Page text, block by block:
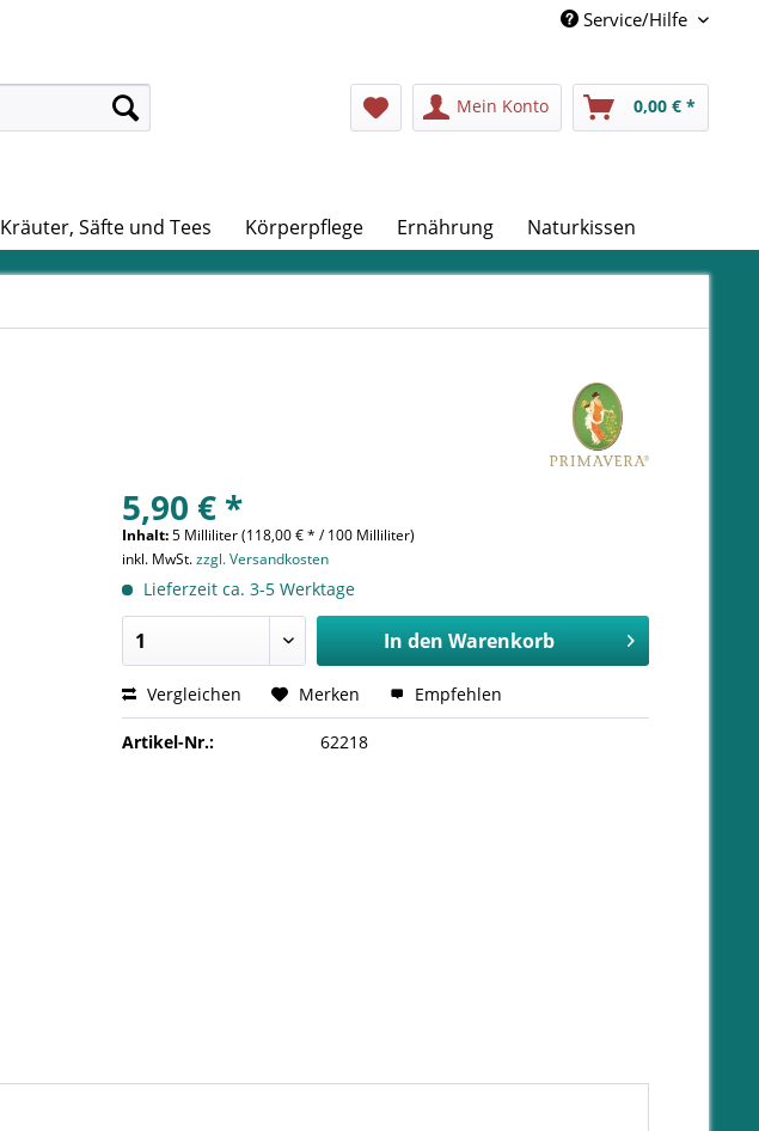
Service/Hilfe
Mein Konto 0,00 € *
Kräuter, Säfte und Tees Körperpflege Ernährung Naturkissen
5,90 € *
Inhalt:5 Milliliter (118,00 € * / 100 Milliliter)
inkl. MwSt.zzgl. Versandkosten
Lieferzeit ca. 3-5 Werktage
In den Warenkorb
Vergleichen Merken Empfehlen
Artikel-Nr.: 62218